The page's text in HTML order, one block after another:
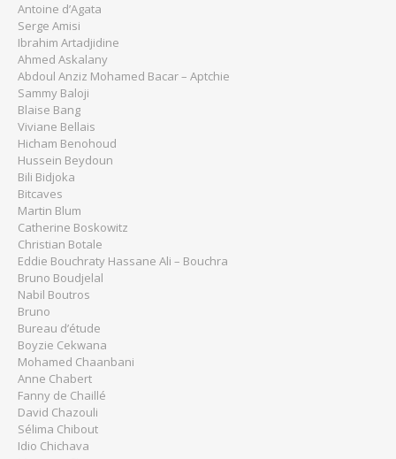
Antoine d’Agata
Serge Amisi
Ibrahim Artadjidine
Ahmed Askalany
Abdoul Anziz Mohamed Bacar – Aptchie
Sammy Baloji
Blaise Bang
Viviane Bellais
Hicham Benohoud
Hussein Beydoun
Bili Bidjoka
Bitcaves
Martin Blum
Catherine Boskowitz
Christian Botale
Eddie Bouchraty Hassane Ali – Bouchra
Bruno Boudjelal
Nabil Boutros
Bruno
Bureau d’étude
Boyzie Cekwana
Mohamed Chaanbani
Anne Chabert
Fanny de Chaillé
David Chazouli
Sélima Chibout
Idio Chichava